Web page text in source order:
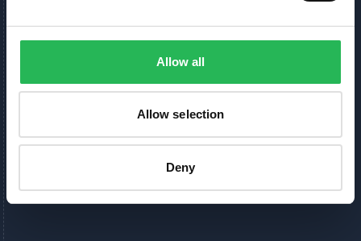
Allow all
Allow selection
Deny